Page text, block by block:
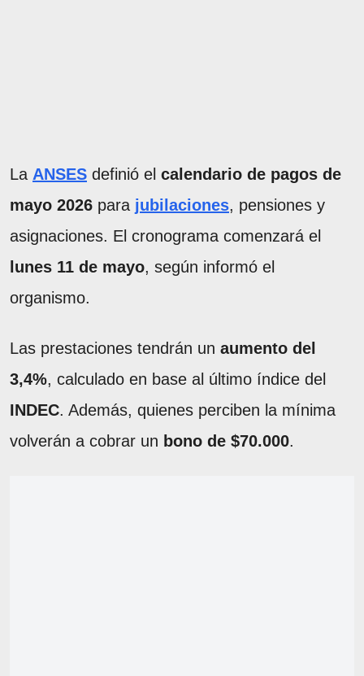
La ANSES definió el calendario de pagos de
mayo 2026 para jubilaciones, pensiones y
asignaciones. El cronograma comenzará el
lunes 11 de mayo, según informó el
organismo.
Las prestaciones tendrán un aumento del
3,4%, calculado en base al último índice del
INDEC. Además, quienes perciben la mínima
volverán a cobrar un bono de $70.000.